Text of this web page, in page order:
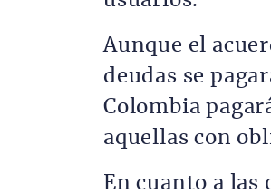
Aunque el
deudas se
Colombia
aquellas con
En cuanto a